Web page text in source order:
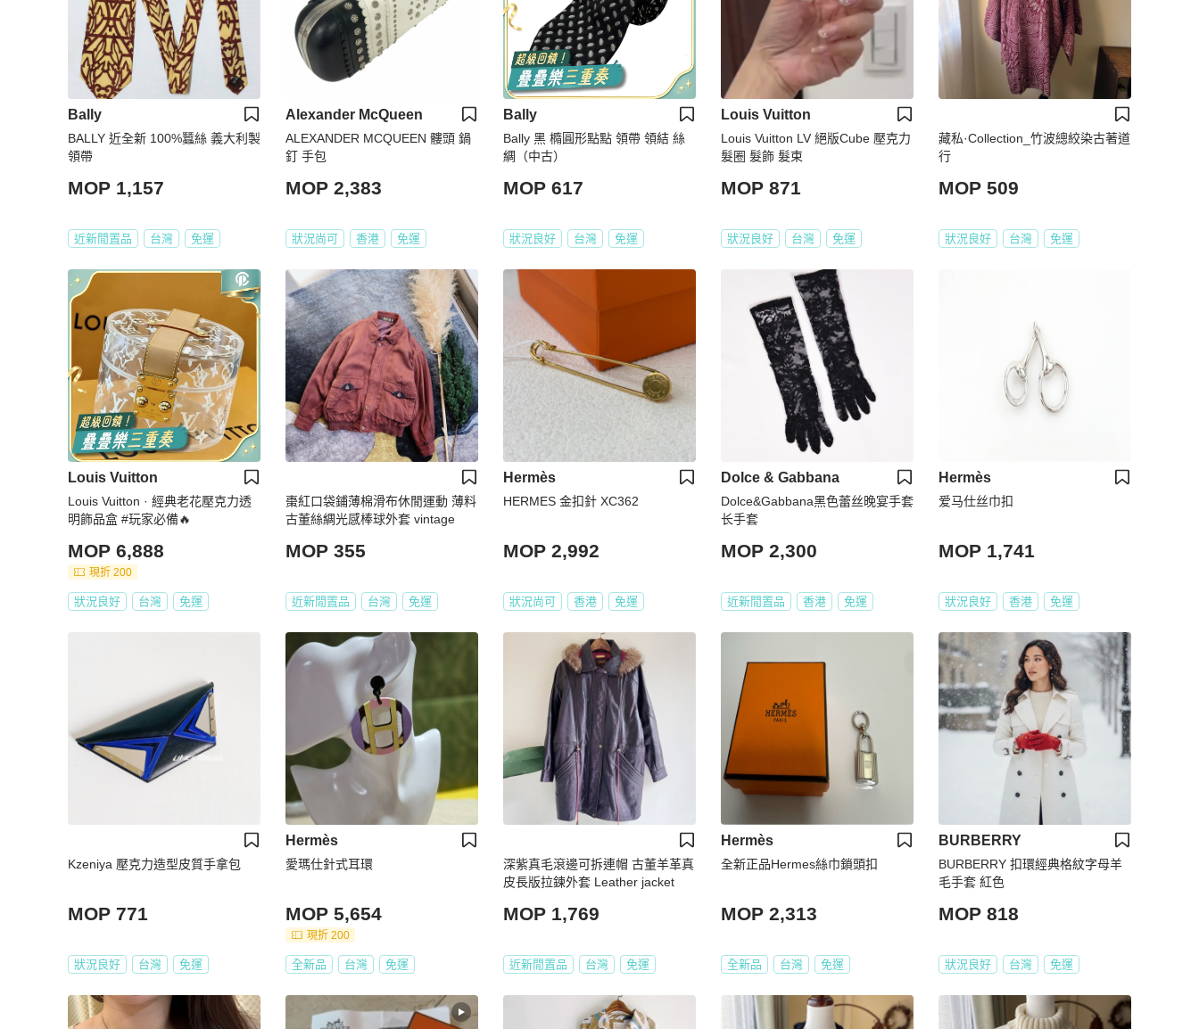
Bally
BALLY 近全新 100%蠶絲 義大利製
領帶
MOP 1,157
近新閒置品 台灣 免運
Alexander McQueen
ALEXANDER MCQUEEN 髏頭 鍋
釘 手包
MOP 2,383
狀況尚可 香港 免運
Bally
Bally 黑 橢圓形點點 領帶 領結 絲
綢（中古）
MOP 617
狀況良好 台灣 免運
Louis Vuitton
Louis Vuitton LV 絕版Cube 壓克力
髮圈 髮飾 髮束
MOP 871
狀況良好 台灣 免運
藏私·Collection_竹波總絞染古著道
行
MOP 509
狀況良好 台灣 免運
Louis Vuitton
Louis Vuitton · 經典老花壓克力透
明飾品盒 #玩家必備🔥
MOP 6,888
現折 200
狀況良好 台灣 免運
棗紅口袋鋪薄棉滑布休閒運動 薄料
古董絲綢光感棒球外套 vintage
MOP 355
近新閒置品 台灣 免運
Hermès
HERMES 金扣針 XC362
MOP 2,992
狀況尚可 香港 免運
Dolce & Gabbana
Dolce&Gabbana黑色蕾丝晚宴手套
长手套
MOP 2,300
近新閒置品 香港 免運
Hermès
爱马仕丝巾扣
MOP 1,741
狀況良好 香港 免運
Kzeniya 壓克力造型皮質手拿包
MOP 771
狀況良好 台灣 免運
Hermès
愛瑪仕針式耳環
MOP 5,654
現折 200
全新品 台灣 免運
深紫真毛滾邊可拆連帽 古董羊革真
皮長版拉鍊外套 Leather jacket
MOP 1,769
近新閒置品 台灣 免運
Hermès
全新正品Hermes絲巾鎖頭扣
MOP 2,313
全新品 台灣 免運
BURBERRY
BURBERRY 扣環經典格紋字母羊
毛手套 紅色
MOP 818
狀況良好 台灣 免運